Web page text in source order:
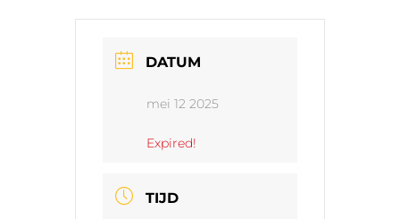
DATUM
mei 12 2025
Expired!
TIJD